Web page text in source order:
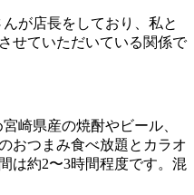
が店長をしており、私と
せていただいている関係で
崎県産の焼酎やビール、
おつまみ食べ放題とカラオ
は約2〜3時間程度です。混